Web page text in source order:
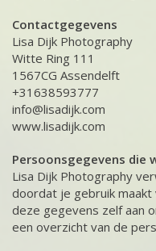
Contactgegevens
Lisa Dijk Photography
Witte Ring 111
1567CG Assendelft
+31638593777
info@lisadijk.com
www.lisadijk.com
Persoonsgegevens die
Lisa Dijk Photography
doordat je gebruik
deze gegevens zelf aan
een overzicht van de